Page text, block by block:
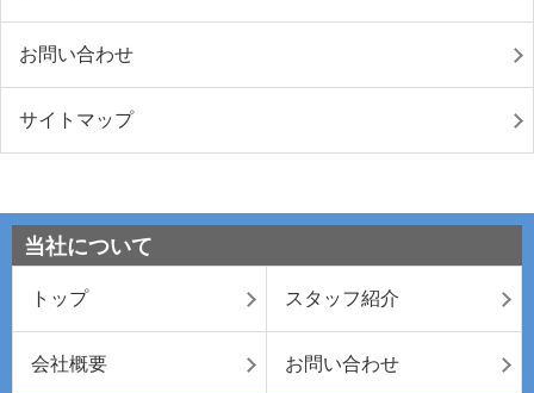
お問い合わせ
サイトマップ
当社について
トップ スタッフ紹介
会社概要 お問い合わせ